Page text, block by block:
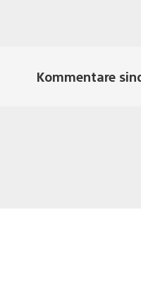
Kommentare